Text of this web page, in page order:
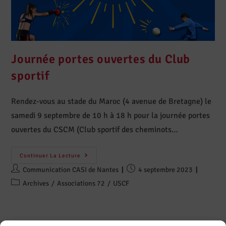
Journée portes ouvertes du Club
sportif
Rendez-vous au stade du Maroc (4 avenue de Bretagne) le
samedi 9 septembre de 10 h à 18 h pour la journée portes
ouvertes du CSCM (Club sportif des cheminots…
Continuer La Lecture
Communication CASI de Nantes
4 septembre 2023
Archives / Associations 72 / USCF